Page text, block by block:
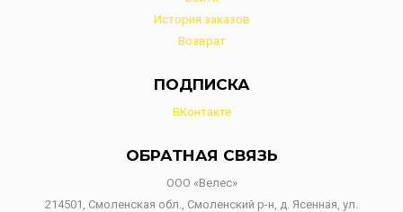
История заказов
Возврат
ПОДПИСКА
ВКонтакте
ОБРАТНАЯ СВЯЗЬ
ООО «Велес»
214501, Смоленская обл., Смоленский р-н, д. Ясенная, ул.